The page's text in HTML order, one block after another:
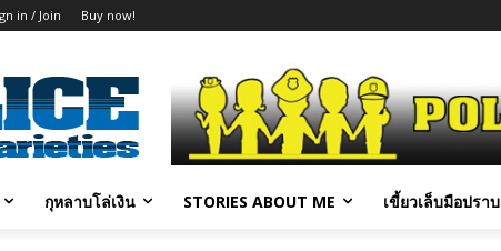
in / Join Buy now!
กุหลาบโล่เงิน STORIES ABOUT ME เขี้ยวเล็บมือปราบ